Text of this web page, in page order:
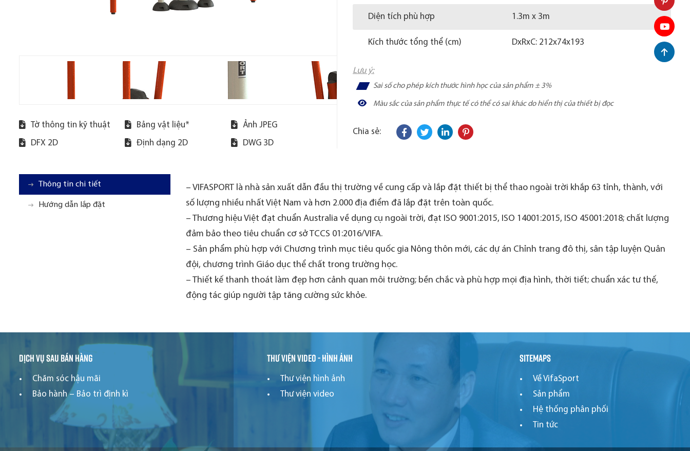
Tờ thông tin kỹ thuật Bảng vật liệu* Ảnh JPEG
DFX 2D Định dạng 2D DWG 3D
Diện tích phù hợp 1.3m x 3m
Kích thước tổng thể (cm) DxRxC: 212x74x193
Lưu ý:
Sai số cho phép kích thước hình học của sản phẩm ± 3%
Màu sắc của sản phẩm thực tế có thể có sai khác do hiển thị của thiết bị đọc
Chia sẻ:
Thông tin chi tiết
Hướng dẫn lắp đặt
– VIFASPORT là nhà sản xuất dẫn đầu thị trường về cung cấp và lắp đặt thiết bị thể thao ngoài trời khắp 63 tỉnh, thành, với
số lượng nhiều nhất Việt Nam và hơn 2.000 địa điểm đã lắp đặt trên toàn quốc.
– Thương hiệu Việt đạt chuẩn Australia về dụng cụ ngoài trời, đạt ISO 9001:2015, ISO 14001:2015, ISO 45001:2018; chất lượng
đảm bảo theo tiêu chuẩn cơ sở TCCS 01:2016/VIFA.
– Sản phẩm phù hợp với Chương trình mục tiêu quốc gia Nông thôn mới, các dự án Chỉnh trang đô thị, sân tập luyện Quân
đội, chương trình Giáo dục thể chất trong trường học.
– Thiết kế thanh thoát làm đẹp hơn cảnh quan môi trường; bền chắc và phù hợp mọi địa hình, thời tiết; chuẩn xác tư thế,
động tác giúp người tập tăng cường sức khỏe.
Dịch vụ sau bán hàng
Chăm sóc hậu mãi
Bảo hành – Bảo trì định kì
Thư viện video - hình ảnh
Thư viện hình ảnh
Thư viện video
Sitemaps
Về VifaSport
Sản phẩm
Hệ thống phân phối
Tin tức